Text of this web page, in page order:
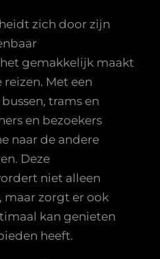
zich door zijn
gemakkelijk maakt
Met een
trams en
en bezoekers
naar de andere
Deze
niet alleen
zorgt er ook
kan genieten
heeft.